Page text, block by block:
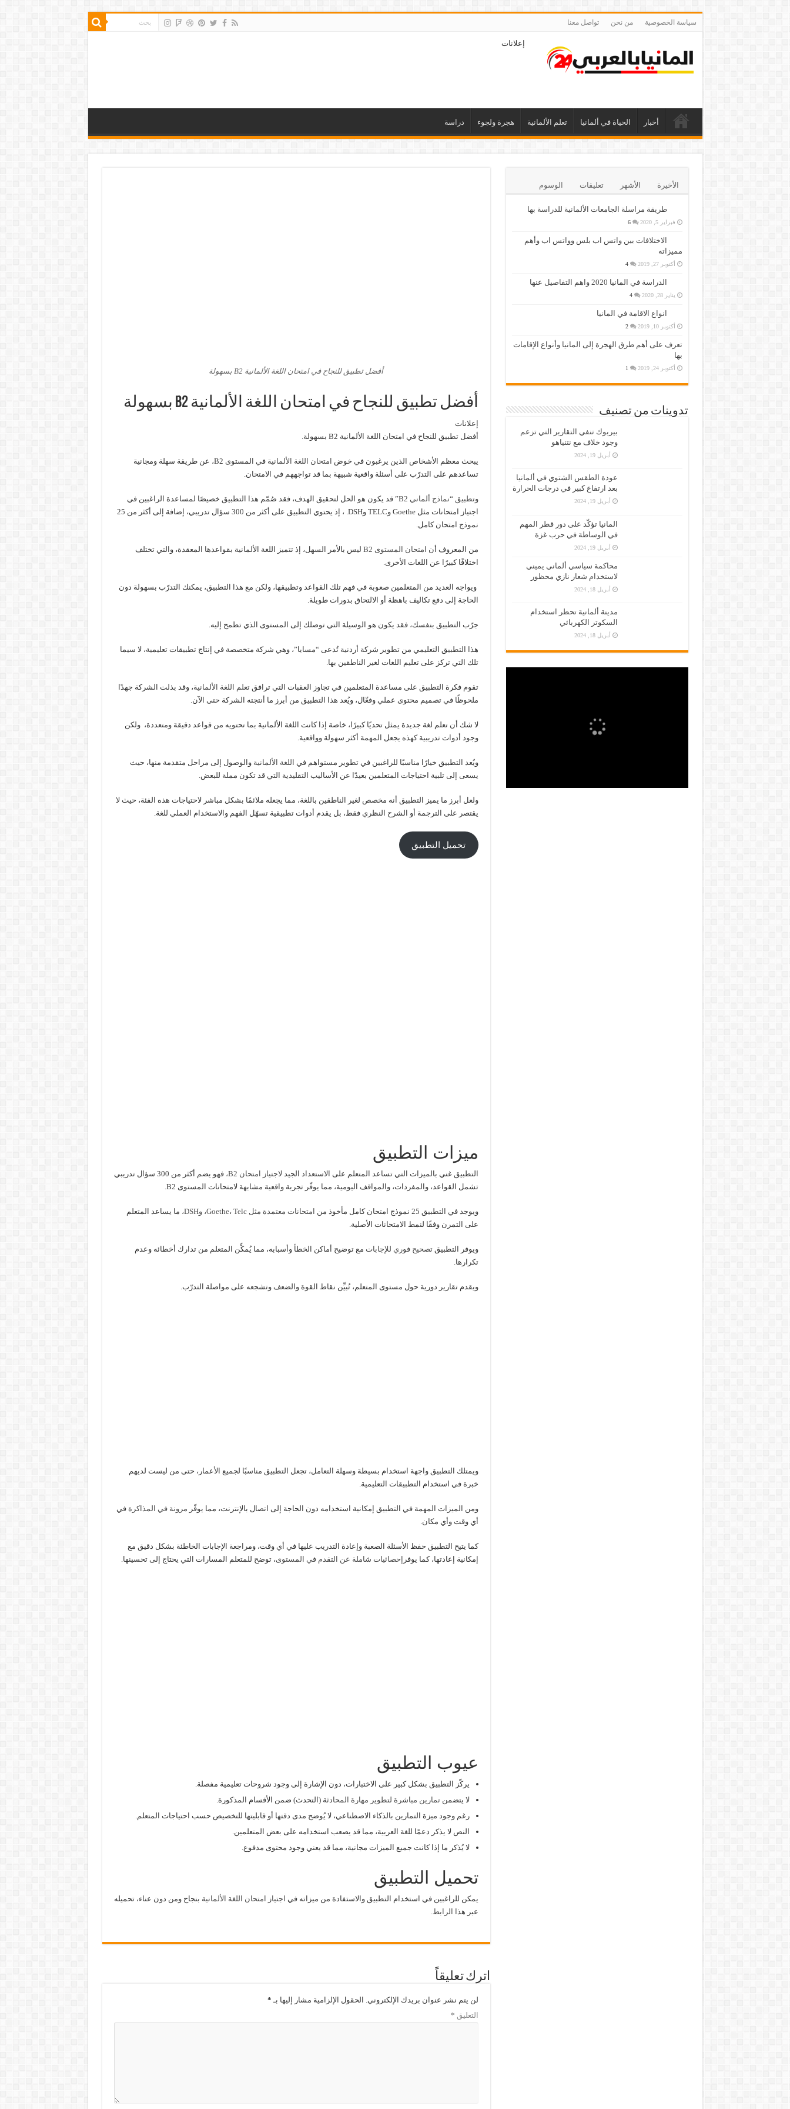
سياسة الخصوصية من نحن تواصل معنا
إعلانات
أخبار الحياة في ألمانيا تعلم الألمانية هجرة ولجوء دراسة
أفضل تطبيق للنجاح في امتحان اللغة الألمانية B2 بسهولة
أفضل تطبيق للنجاح في امتحان اللغة الألمانية B2 بسهولة
إعلانات
أفضل تطبيق للنجاح في امتحان اللغة الألمانية B2 بسهولة.
يبحث معظم الأشخاص الذين يرغبون في خوض امتحان اللغة الألمانية
في المستوى B2، عن طريقة سهلة ومجانية
تساعدهم على التدرّب على أسئلة واقعية شبيهة بما قد تواجههم في الامتحان.
وتطبيق “نماذج ألماني B2”
قد يكون هو الحل لتحقيق الهدف، فقد صُمّم هذا التطبيق خصيصًا لمساعدة الراغبين في
اجتياز امتحانات مثل Goethe وTELC وDSH. ، إذ يحتوي التطبيق على أكثر من 300 سؤال تدريبي، إضافة إلى أكثر من 25
نموذج امتحان كامل.
من المعروف أن امتحان المستوى B2 ل
يس بالأمر السهل، إذ تتميز اللغة الألمانية بقواعدها المعقدة، والتي تختلف
اختلافًا كبيرًا عن اللغات الأخرى.
ويواجه العديد من المتعلمين صعوبة في فهم تلك القواعد وتطبيقها، ولكن مع هذا التطبيق، يمكنك التدرّب بسهولة دون
الحاجة إلى دفع تكاليف باهظة أو الالتحاق بدورات طويلة.
جرّب التطبيق بنفسك، فقد يكون هو الوسيلة التي توصلك إلى المستوى الذي تطمح إليه.
هذا التطبيق التعليمي من تطوير شركة أردنية تُدعى “مسايا”، وهي شركة متخصصة في إنتاج تطبيقات تعليمية، لا سيما
تلك التي تركز على تعليم اللغات لغير الناطقين بها.
تقوم فكرة التطبيق على مساعدة المتعلمين في تجاوز العقبات التي ترافق تعلم اللغة الألمانية، وقد بذلت الشركة جهدًا
ملحوظًا في تصميم محتوى عملي وفعّال، ويُعد هذا التطبيق من أبرز ما أنتجته الشركة حتى الآن.
لا شك أن تعلم لغة جديدة يمثل تحديًا كبيرًا، خاصة إذا كانت اللغة الألمانية بما تحتويه من قواعد دقيقة ومتعددة، ولكن
وجود أدوات تدريبية كهذه يجعل المهمة أكثر سهولة وواقعية.
ويُعد التطبيق خيارًا مناسبًا للراغبين في تطوير مستواهم في اللغة الألمانية والوصول إلى مراحل متقدمة منها، حيث
يسعى إلى تلبية احتياجات المتعلمين بعيدًا عن الأساليب التقليدية التي قد تكون مملة للبعض.
ولعل أبرز ما يميز التطبيق أنه مخصص لغير الناطقين باللغة، مما يجعله ملائمًا بشكل مباشر لاحتياجات هذه الفئة، حيث لا
يقتصر على الترجمة أو الشرح النظري فقط، بل يقدم أدوات تطبيقية تسهّل الفهم والاستخدام العملي للغة.
تحميل التطبيق
ميزات التطبيق
التطبيق غني بالميزات التي تساعد المتعلم على الاستعداد الجيد لاجتياز امتحان B2،
فهو يضم أكثر من 300 سؤال تدريبي
تشمل القواعد، والمفردات، والمواقف اليومية، مما يوفّر تجربة واقعية مشابهة لامتحانات المستوى B2.
ويوجد في التطبيق 25 نموذج امتحان كامل مأخوذ م ن امتحانات معتمدة مثل Goethe، Telc، وDSH،
ما يساعد المتعلم
على التمرن وفقًا لنمط الامتحانات الأصلية.
ويوفر التطبيق تصحيح فوري للإجابات مع توضيح أماكن الخطأ وأسبابه، مما يُمكِّن المتعلم من تدارك أخطائه وعدم
تكرارها.
ويقدم تقارير دورية حول مستوى المتعلم، تُبيِّن نقاط القوة والضعف وتشجعه على مواصلة التدرّب.
ويمتلك التطبيق واجهة استخدام بسيطة وسهلة التعامل، تجعل التطبيق مناسبًا لجميع الأعمار، حتى من ليست لديهم
خبرة في استخدام التطبيقات التعليمية.
ومن الميزات المهمة في التطبيق إمكانية استخدامه دون الحاجة إلى اتصال بالإنترنت، مما يوفّر مرونة في المذاكرةفي
أي وقت وأي مكان.
كما يتيح التطبيق حفظ الأسئلة الصعبة وإعادة التدريب عليها في أي وقت، ومراجعة الإجابات الخاطئة بشكل دقيق مع
إمكانية إعادتها، كما يوفر إحصائيات شاملة عن التقدم في المستوى، توضح للمتعلم المسارات التي يحتاج إلى تحسينها.
عيوب التطبيق
يركّز التطبيق بشكل كبير على الاختبارات، دون الإشارة إلى وجود شروحات تعليمية مفصلة.
لا يتضمنتمارين مباشرة لتطوير مهارة المحادثة (التحدث) ضمن الأقسام المذكورة.
رغم وجود ميزة التمارين بالذكاء الاصطناعي، لا يُوضح مدى دقتها أو قابليتها للتخصيص حسب احتياجات المتعلم.
النص لا يذكر دعمًا للغة العربية، مما قد يصعب استخدامه على بعض المتعلمين.
لا يُذكر ما إذا كانت جميع الميزات مجانية، مما قد يعني وجود محتوى مدفوع.
تحميل التطبيق
يمكن للراغبين في استخدام التطبيق والاستفادة من ميزاته في اجتياز امتحان اللغة الألمانية بنجاح ومن دون عناء، تحميله
عبر هذا
الرابط.
اترك تعليقاً
لن يتم نشر عنوان بريدك الإلكتروني. الحقول الإلزامية مشار إليها بـ *
التعليق *
الأخيرة الأشهر تعليقات الوسوم
طريقة مراسلة الجامعات الألمانية للدراسة بها
فبراير 5, 2020 6
الاختلافات بين واتس اب بلس وواتس اب وأهم
مميزاته
أكتوبر 27, 2019 4
الدراسة في المانيا 2020 واهم التفاصيل عنها
يناير 28, 2020 4
انواع الاقامة في المانيا
أكتوبر 10, 2019 2
تعرف على أهم طرق الهجرة إلى المانيا وأنواع الإقامات
بها
أكتوبر 24, 2019 1
تدوينات من تصنيف
بيربوك تنفي التقارير التي تزعم
وجود خلاف مع نتنياهو
أبريل 19, 2024
عودة الطقس الشتوي في ألمانيا
بعد ارتفاع كبير في درجات الحرارة
أبريل 19, 2024
المانيا تؤكّد على دور قطر المهم
في الوساطة في حرب غزة
أبريل 19, 2024
محاكمة سياسي ألماني يميني
لاستخدام شعار نازي محظور
أبريل 18, 2024
مدينة ألمانية تحظر استخدام
السكوتر الكهربائي
أبريل 18, 2024